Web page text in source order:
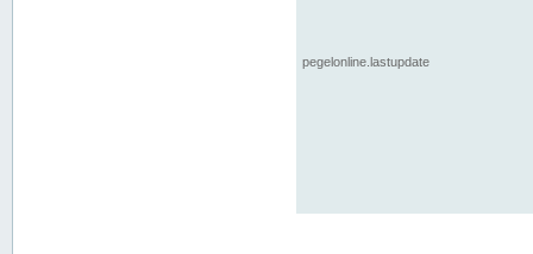
pegelonline.lastupdate